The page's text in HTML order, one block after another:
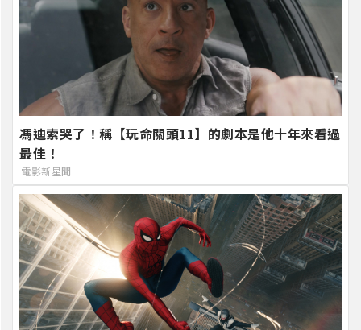
馮迪索哭了！稱【玩命關頭11】的劇本是他十年來看過
最佳！
電影新星聞